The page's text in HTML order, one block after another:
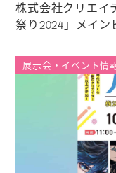
株式会社クリエイ
祭り2024」メイン
展示会・イベント情